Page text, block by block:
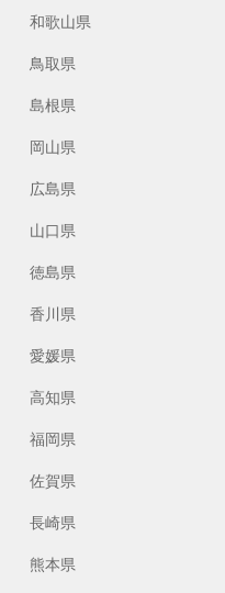
和歌山県
鳥取県
島根県
岡山県
広島県
山口県
徳島県
香川県
愛媛県
高知県
福岡県
佐賀県
長崎県
熊本県